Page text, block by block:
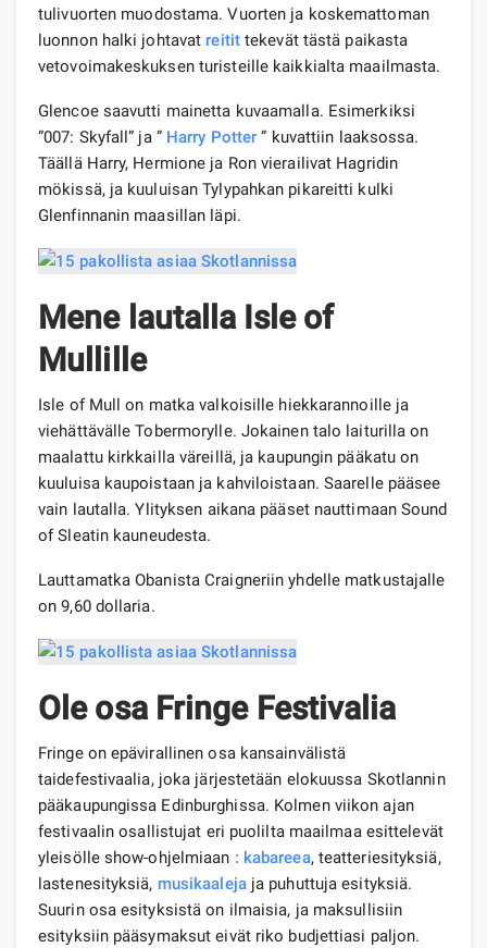
tulivuorten muodostama. Vuorten ja koskemattoman
luonnon halki johtavat reitittekevät tästä paikasta
vetovoimakeskuksen turisteille kaikkialta maailmasta.
Glencoe saavutti mainetta kuvaamalla. Esimerkiksi
”007: Skyfall” ja ” Harry Potter ” kuvattiin laaksossa.
Täällä Harry, Hermione ja Ron vierailivat Hagridin
mökissä, ja kuuluisan Tylypahkan pikareitti kulki
Glenfinnanin maasillan läpi.
Mene lautalla Isle of
Mullille
Isle of Mull on matka valkoisille hiekkarannoille ja
viehättävälle Tobermorylle. Jokainen talo laiturilla on
maalattu kirkkailla väreillä, ja kaupungin pääkatu on
kuuluisa kaupoistaan ​​ja kahviloistaan. Saarelle pääsee
vain lautalla. Ylityksen aikana pääset nauttimaan Sound
of Sleatin kauneudesta.
Lauttamatka Obanista Craigneriin yhdelle matkustajalle
on 9,60 dollaria.
Ole osa Fringe Festivalia
Fringe on epävirallinen osa kansainvälistä
taidefestivaalia, joka järjestetään elokuussa Skotlannin
pääkaupungissa Edinburghissa. Kolmen viikon ajan
festivaalin osallistujat eri puolilta maailmaa esittelevät
yleisölle show-ohjelmiaan : kabareea, teatteriesityksiä,
lastenesityksiä, musikaalejaja puhuttuja esityksiä.
Suurin osa esityksistä on ilmaisia, ja maksullisiin
esityksiin pääsymaksut eivät riko budjettiasi paljon.